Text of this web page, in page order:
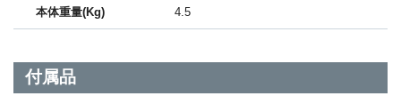
本体重量(Kg) 4.5
付属品